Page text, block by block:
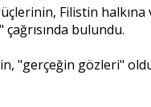
Filistin
çağrısında bulundu.
"gerçeğin gözleri"